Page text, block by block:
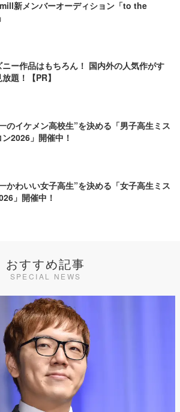
新メンバーオーディション「to the
ー作品はもちろん！ 国内外の人気作がす
題！【PR】
のイケメン高校生”を決める「男子高生ミス
2026」開催中！
かわいい女子高生”を決める「女子高生ミス
」開催中！
おすすめ記事
SPECIAL NEWS